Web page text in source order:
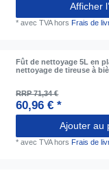
Afficher
*avec TVAhors Frais de
Fût de nettoyage 5L en
nettoyage de tireuse à
RRP 71,34 €
60,96 € *
Ajouter au
*avec TVAhors Frais de